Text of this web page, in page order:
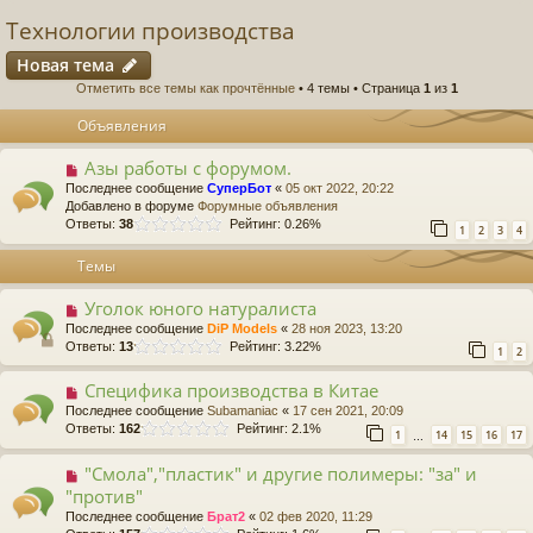
Технологии производства
Новая тема
Отметить все темы как прочтённые• 4 темы • Страница 1из 1
Объявления
Азы работы с форумом.
Последнее сообщение СуперБот « 05 окт 2022, 20:22
Добавлено в форуме Форумные объявления
Ответы: 38 1 2 3 4
Рейтинг: 0.26%
Темы
Уголок юного натуралиста
Последнее сообщение DiP Models « 28 ноя 2023, 13:20
Ответы: 13 1 2
Рейтинг: 3.22%
Специфика производства в Китае
Последнее сообщение Subamaniac « 17 сен 2021, 20:09
Ответы: 162 1 14 15 16 17
Рейтинг: 2.1%
"Смола","пластик" и другие полимеры: "за" и
"против"
Последнее сообщение Брат2 « 02 фев 2020, 11:29